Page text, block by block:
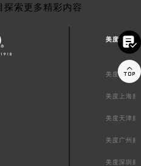
探索更多精彩内容
美度中国区
美度北京服
美度上海服
美度天津服
美度广州服
美度深圳服

